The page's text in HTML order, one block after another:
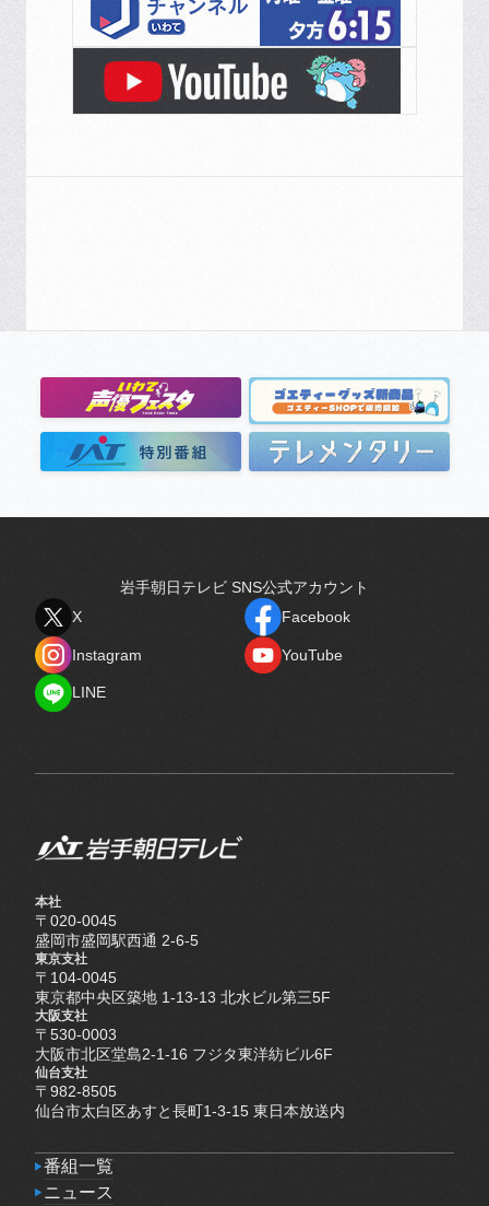
岩手朝日テレビ SNS公式アカウント
X
Facebook
Instagram
YouTube
LINE
本社
〒020-0045
盛岡市盛岡駅西通 2-6-5
東京支社
〒104-0045
東京都中央区築地 1-13-13 北水ビル第三5F
大阪支社
〒530-0003
大阪市北区堂島2-1-16 フジタ東洋紡ビル6F
仙台支社
〒982-8505
仙台市太白区あすと長町1-3-15 東日本放送内
番組一覧
番組一覧
ニュース